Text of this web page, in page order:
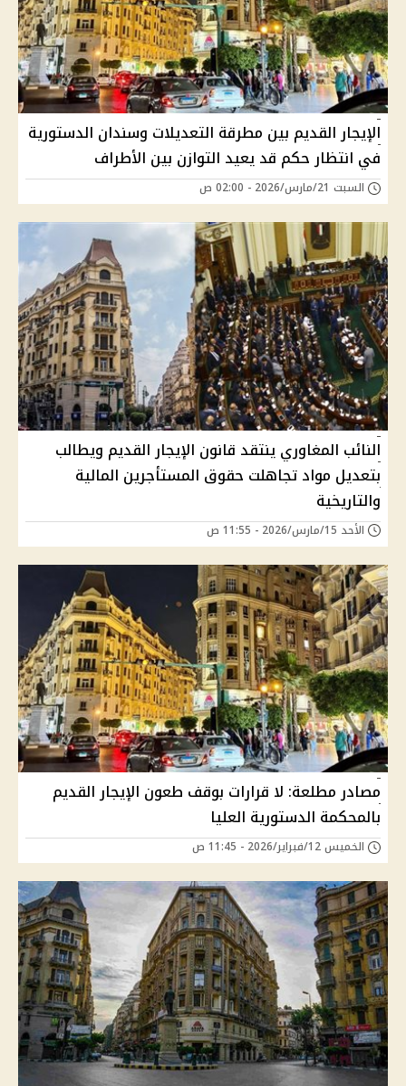
الإيجار القديم بين مطرقة التعديلات وسندان الدستورية
في انتظار حكم قد يعيد التوازن بين الأطراف
السبت 21/مارس/2026 - 02:00 ص
النائب المغاوري ينتقد قانون الإيجار القديم ويطالب
بتعديل مواد تجاهلت حقوق المستأجرين المالية
والتاريخية
الأحد 15/مارس/2026 - 11:55 ص
مصادر مطلعة: لا قرارات بوقف طعون الإيجار القديم
بالمحكمة الدستورية العليا
الخميس 12/فبراير/2026 - 11:45 ص